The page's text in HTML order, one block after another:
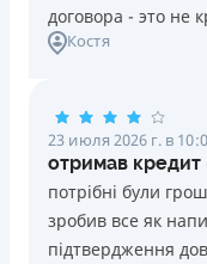
договора - это не
Костя
23 июля 2026 г. в
отримав
потрібні були
зробив все як
підтвердження